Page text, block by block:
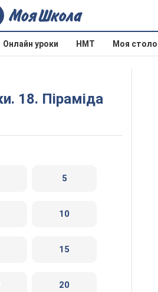
Онлайн уроки НМТ Моя
18. Піраміда
5
10
15
20